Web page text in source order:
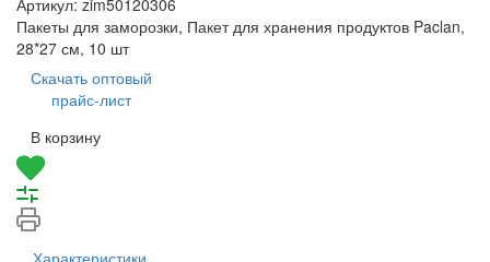
Пакеты для заморозки, Пакет для хранения продуктов Paclan,
28*27 см, 10 шт
Скачать оптовый
прайс-лист
В корзину
Характеристики